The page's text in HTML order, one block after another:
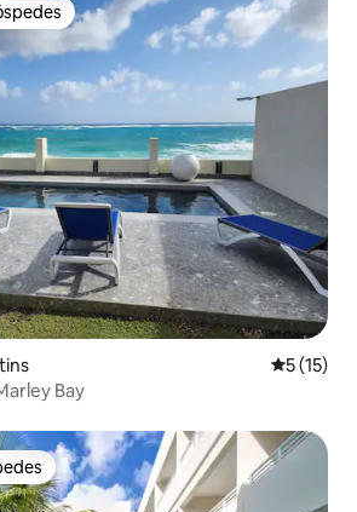
dos hóspedes
5 de uma
5 (15)
Bay